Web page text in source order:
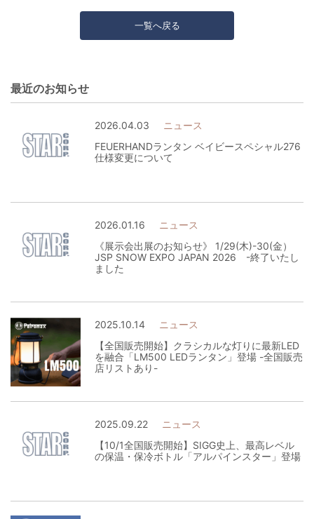
一覧へ戻る
最近のお知らせ
2026.04.03
ニュース
FEUERHANDランタン ベイビースペシャル276
仕様変更について
2026.01.16
ニュース
《展示会出展のお知らせ》 1/29(木)-30(金）
JSP SNOW EXPO JAPAN 2026 -終了いたし
ました
2025.10.14
ニュース
【全国販売開始】クラシカルな灯りに最新LED
を融合「LM500 LEDランタン」登場 -全国販売
店リストあり-
2025.09.22
ニュース
【10/1全国販売開始】SIGG史上、最高レベル
の保温・保冷ボトル「アルパインスター」登場